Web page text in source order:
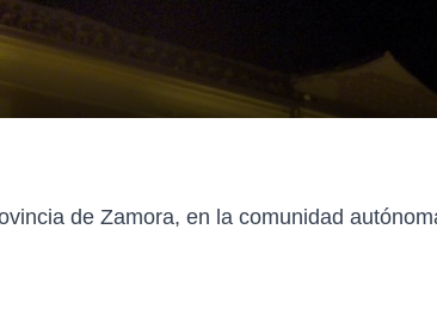
de Zamora, en la comunidad